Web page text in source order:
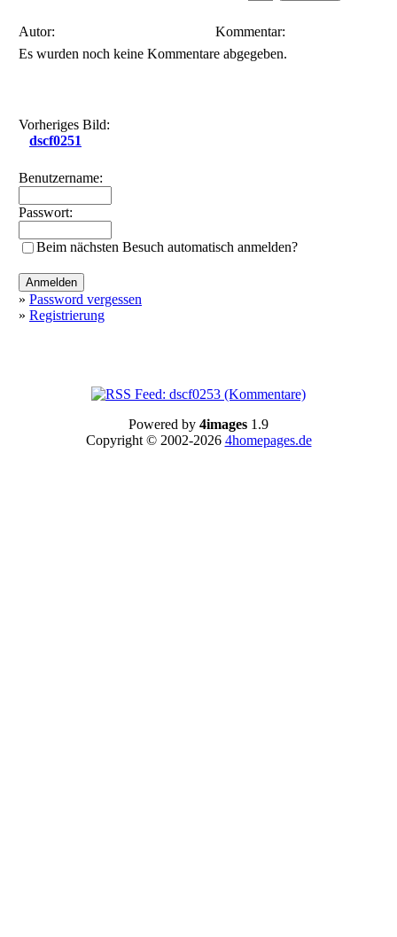
Autor:
Kommentar:
Es wurden noch keine Kommentare abgegeben.
Vorheriges Bild:
dscf0251
Benutzername:
Passwort:
Beim nächsten Besuch automatisch anmelden?
» Password vergessen
» Registrierung
Powered by 4images 1.9
Copyright © 2002-2026 4homepages.de